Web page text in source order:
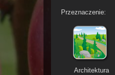
Przeznaczenie:
Architektura